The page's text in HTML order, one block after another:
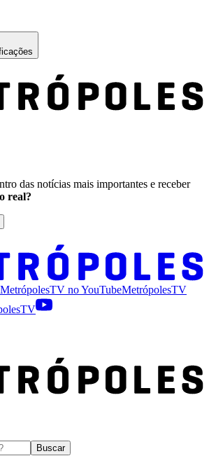
das notícias mais importantes e receber
real?
MetrópolesTV noYouTubeMetrópolesTV
Buscar